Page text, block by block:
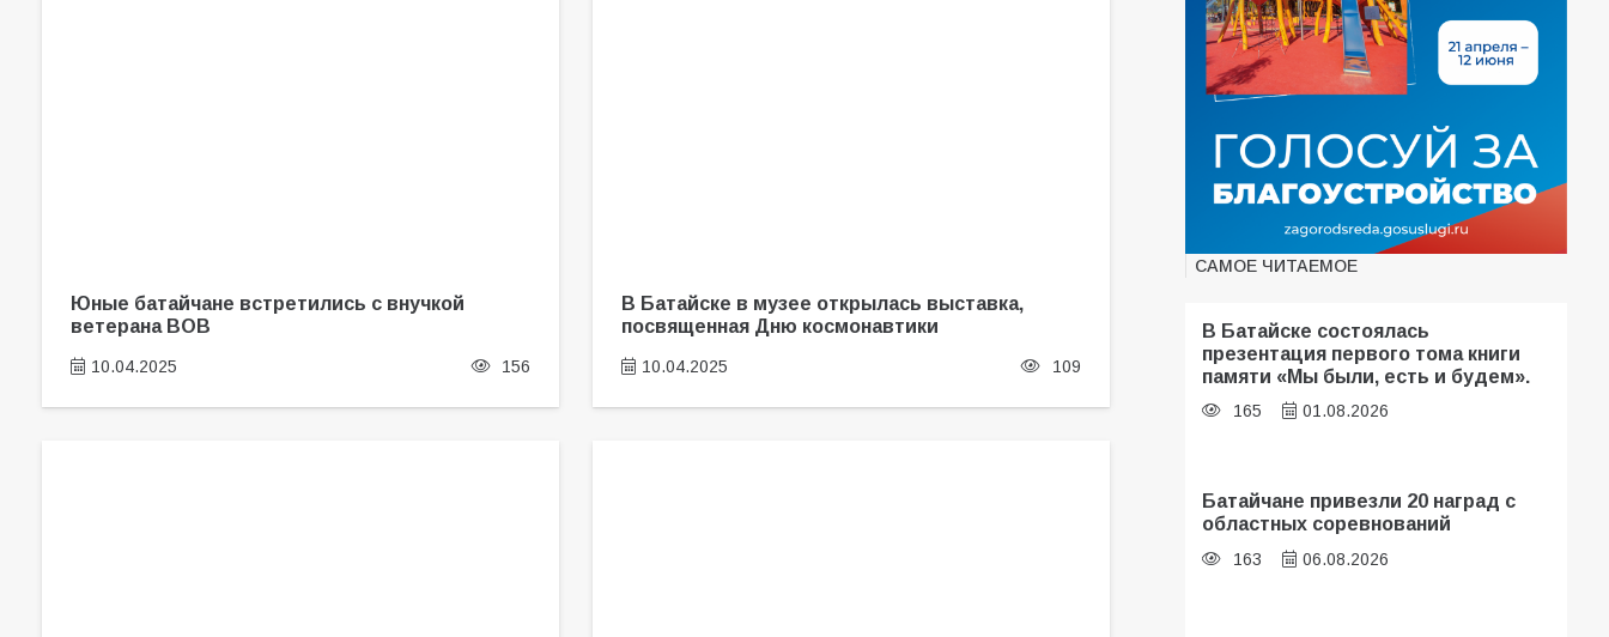
Юные батайчане встретились с внучкой
ветерана ВОВ
10.04.2025 156
В Батайске в музее открылась выставка,
посвященная Дню космонавтики
10.04.2025 109
САМОЕ ЧИТАЕМОЕ
В Батайске состоялась
презентация первого тома книги
памяти «Мы были, есть и будем».
165 01.08.2026
Батайчане привезли 20 наград с
областных соревнований
163 06.08.2026